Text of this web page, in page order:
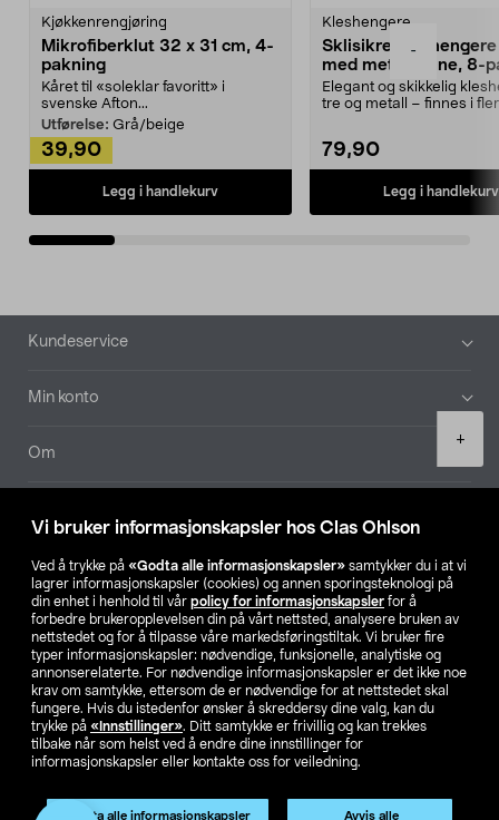
Vi bruker informasjonskapsler hos Clas Ohlson
Ved å trykke på «Godta alle informasjonskapsler» samtykker du i at vi
lagrer informasjonskapsler (cookies) og annen sporingsteknologi på
din enhet i henhold til vår policy for informasjonskapsler for å
forbedre brukeropplevelsen din på vårt nettsted, analysere bruken av
nettstedet og for å tilpasse våre markedsføringstiltak. Vi bruker fire
typer informasjonskapsler: nødvendige, funksjonelle, analytiske og
annonserelaterte. For nødvendige informasjonskapsler er det ikke noe
krav om samtykke, ettersom de er nødvendige for at nettstedet skal
fungere. Hvis du istedenfor ønsker å skreddersy dine valg, kan du
trykke på «Innstillinger». Ditt samtykke er frivillig og kan trekkes
tilbake når som helst ved å endre dine innstillinger for
informasjonskapsler eller kontakte oss for veiledning.
Godta alle informasjonskapsler Avvis alle
-
+
Kjøkkenrengjøring
Mikrofiberklut 32 x 31 cm, 4-
pakning
Kåret til «soleklar favoritt» i
svenske Afton...
Utførelse: Grå/beige
39,90
Legg i handlekurv
Kleshengere
Sklisikre
med metallpinne, 8-
Elegant og skikkelig
tre og metall – finnes i
79,90
Legg i handlekurv
Bunntekst
Kundeservice
Min konto
Om
Våre selskaper
Finn din butikk
SE NO FI